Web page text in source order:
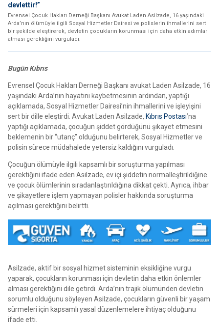
devlettir!”
Evrensel Çocuk Hakları Derneği Başkanı Avukat Laden Asilzade, 16 yaşındaki
Arda’nın ölümüyle ilgili Sosyal Hizmetler Dairesi ve polislerin ihmallerini sert
bir şekilde eleştirerek, devletin çocukların korunması için daha etkin adımlar
atması gerektiğini vurguladı.
Bugün Kıbrıs
Evrensel Çocuk Hakları Derneği Başkanı avukat Laden Asilzade, 16
yaşındaki Arda’nın hayatını kaybetmesinin ardından, yaptığı
açıklamada, Sosyal Hizmetler Dairesi’nin ihmallerini ve işleyişini
sert bir dille eleştirdi. Avukat Laden Asilzade, Kıbrıs Postası’na
yaptığı açıklamada, çocuğun şiddet gördüğünü şikayet etmesini
beklemenin bir “utanç” olduğunu belirterek, Sosyal Hizmetler ve
polisin sürece müdahalede yetersiz kaldığını vurguladı.
Çocuğun ölümüyle ilgili kapsamlı bir soruşturma yapılması
gerektiğini ifade eden Asilzade, ev içi şiddetin normalleştirildiğine
ve çocuk ölümlerinin sıradanlaştırıldığına dikkat çekti. Ayrıca, ihbar
ve şikayetlere işlem yapmayan polisler hakkında soruşturma
açılması gerektiğini belirtti.
Asilzade, aktif bir sosyal hizmet sisteminin eksikliğine vurgu
yaparak, çocukların korunması için devletin daha etkin önlemler
alması gerektiğini dile getirdi. Arda’nın trajik ölümünden devletin
sorumlu olduğunu söyleyen Asilzade, çocukların güvenli bir yaşam
sürmeleri için kapsamlı yasal düzenlemelere ihtiyaç olduğunu
ifade etti.